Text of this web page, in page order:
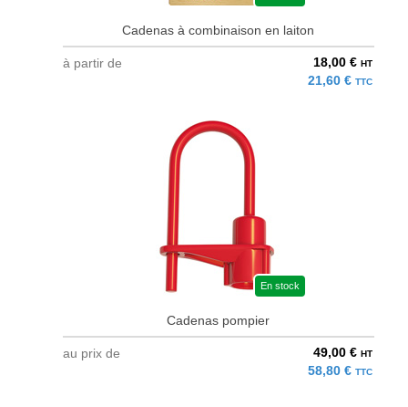
Cadenas à combinaison en laiton
à partir de 18,00 € HT
21,60 € TTC
En stock
Cadenas pompier
au prix de 49,00 € HT
58,80 € TTC